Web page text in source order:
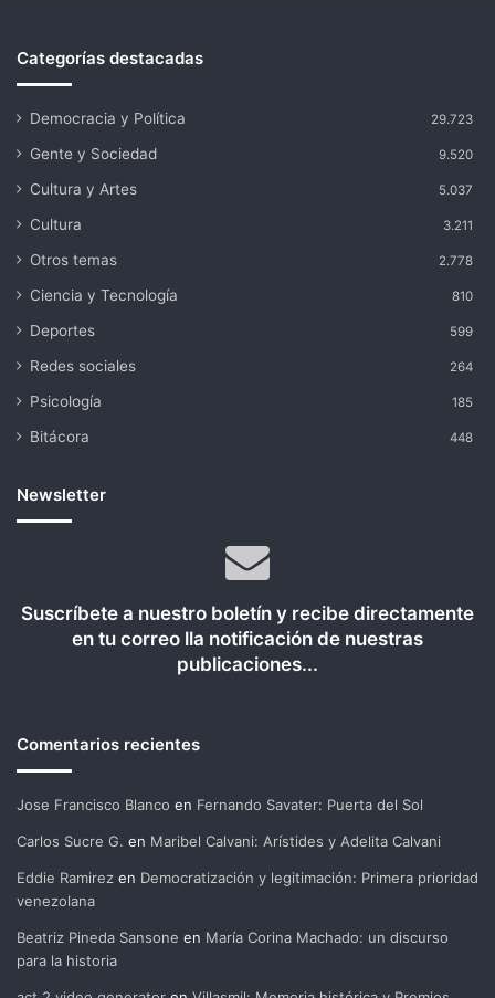
Categorías destacadas
Democracia y Política 29.723
Gente y Sociedad 9.520
Cultura y Artes 5.037
Cultura 3.211
Otros temas 2.778
Ciencia y Tecnología 810
Deportes 599
Redes sociales 264
Psicología 185
Bitácora 448
Newsletter
Suscríbete a nuestro boletín y recibe directamente
en tu correo lla notificación de nuestras
publicaciones...
Comentarios recientes
Jose Francisco Blanco en Fernando Savater: Puerta del Sol
Carlos Sucre G. en Maribel Calvani: Arístides y Adelita Calvani
Eddie Ramirez en Democratización y legitimación: Primera prioridad
venezolana
Beatriz Pineda Sansone en María Corina Machado: un discurso
para la historia